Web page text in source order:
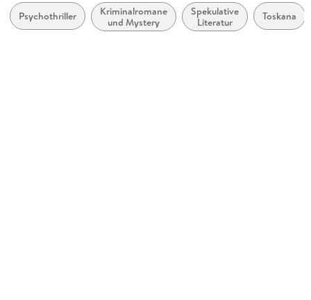
mit Wasserzeichen versehen
Family Sharing
Psychothriller
Kriminalromane
und Mystery
Spekulative
Literatur
Toskana